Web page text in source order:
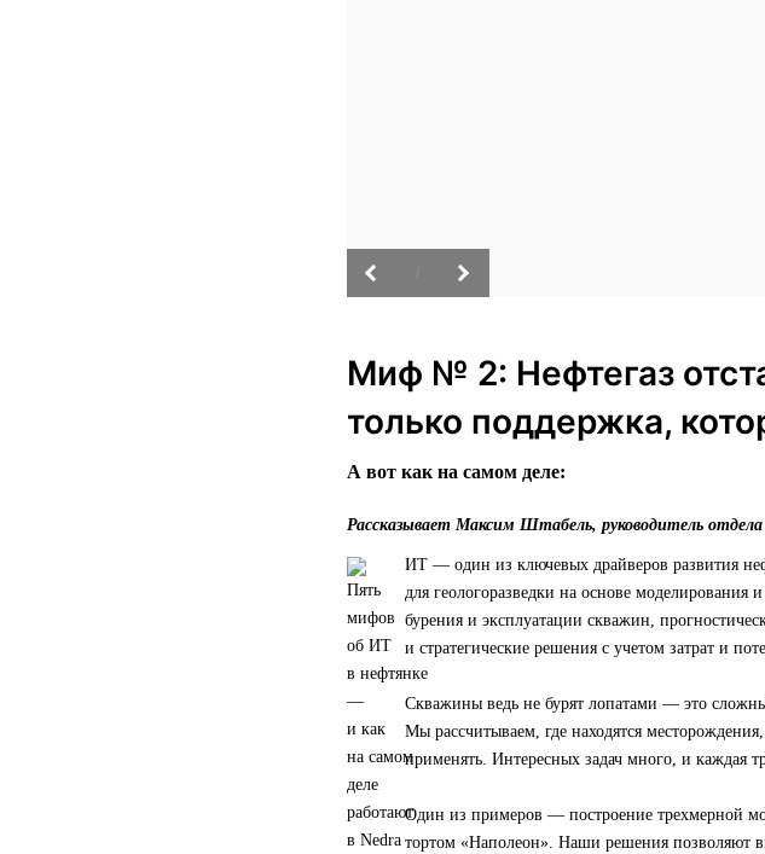
Миф № 2: Нефтегаз
только поддержка,
А вот как на самом деле:
Рассказывает Максим Штабель, руководитель
ИТ — один из ключевых драйверов развития
для геологоразведки на основе
бурения и эксплуатации скважин,
и стратегические решения с учетом затрат и
Скважины ведь не бурят лопатами — это
Мы рассчитываем, где находятся
применять. Интересных задач много, и каждая
Один из примеров — построение трехмерной
тортом «Наполеон». Наши решения позволяют